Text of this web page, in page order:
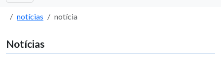
notícias notícia
Notícias